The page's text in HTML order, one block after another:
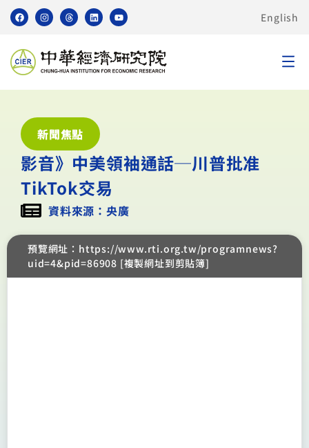
English
新聞焦點
影音》中美領袖通話─川普批准
TikTok交易
資料來源：央廣
預覽網址：https://www.rti.org.tw/programnews?
uid=4&pid=86908 [複製網址到剪貼簿]